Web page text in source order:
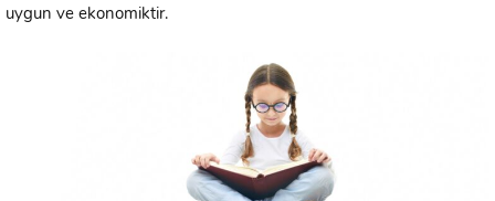
uygun ve ekonomiktir.